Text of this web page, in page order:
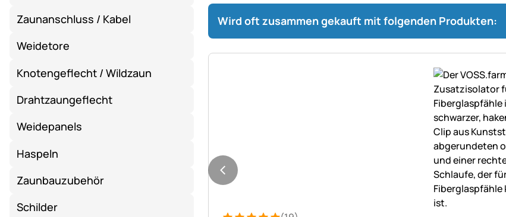
Zaunanschluss / Kabel
Weidetore
Knotengeflecht / Wildzaun
Drahtzaungeflecht
Weidepanels
Haspeln
Zaunbauzubehör
Schilder
Wird oft zusammen gekauft mit folgenden Produkten: